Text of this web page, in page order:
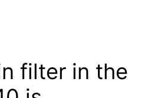
filter in the